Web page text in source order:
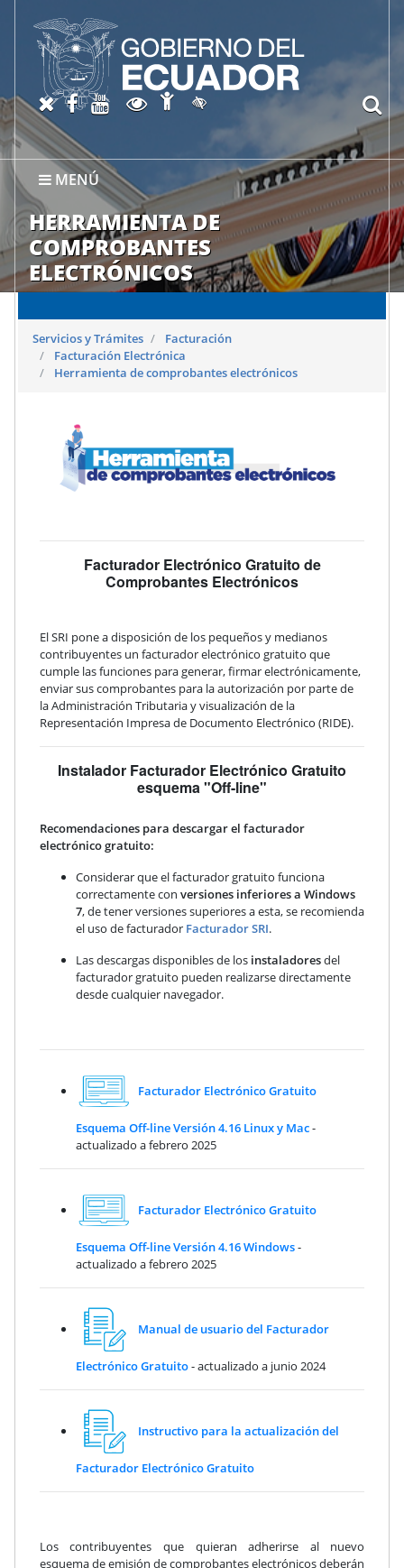
MENÚ
HERRAMIENTA DE
COMPROBANTES
ELECTRÓNICOS
X oficial del SRI
Facebook oficial SRI
Canal del SRI en YouTube
Abrir página de
Abrir página de
Activar/quitar contraste
Servicios y Trámites
Facturación
Facturación Electrónica
Herramienta de comprobantes electrónicos
Facturador Electrónico Gratuito de
Comprobantes Electrónicos
El SRI pone a disposición de los pequeños y medianos
contribuyentes un facturador electrónico gratuito que
cumple las funciones para generar, firmar electrónicamente,
enviar sus comprobantes para la autorización por parte de
la Administración Tributaria y visualización de la
Representación Impresa de Documento Electrónico (RIDE).
Instalador Facturador Electrónico Gratuito
esquema "Off-line"
Recomendaciones para descargar el facturador
electrónico gratuito:
Considerar que el facturador gratuito funciona
correctamente con versiones inferiores a Windows
7, de tener versiones superiores a esta, se recomienda
el uso de facturador Facturador SRI.
Las descargas disponibles de losinstaladoresdel
facturador gratuito pueden realizarse directamente
desde cualquier navegador.
Facturador Electrónico Gratuito
Esquema Off-line Versión 4.16 Linux y Mac-
actualizado a febrero 2025
Facturador Electrónico Gratuito
Esquema Off-line Versión 4.16 Windows-
actualizado a febrero 2025
Manual de usuario del Facturador
Electrónico Gratuito- actualizado a junio 2024
Instructivo para la actualización del
Facturador Electrónico Gratuito
Los contribuyentes que quieran adherirse al nuevo
esquema de emisión de comprobantes electrónicos deberán